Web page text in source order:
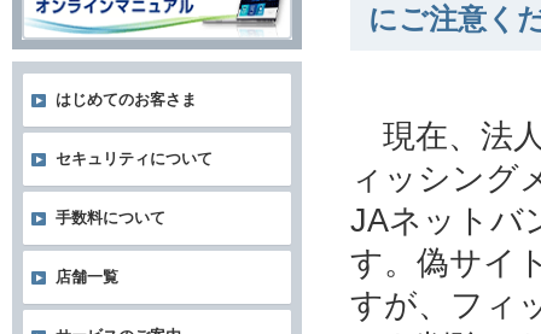
にご注意く
現在、法
ィッシング
JAネットバ
す。偽サイ
すが、フィ
はじめてのお客さま
セキュリティについて
手数料について
店舗一覧